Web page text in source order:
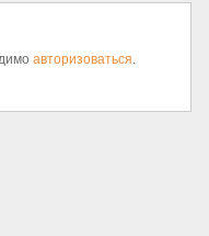
авторизоваться